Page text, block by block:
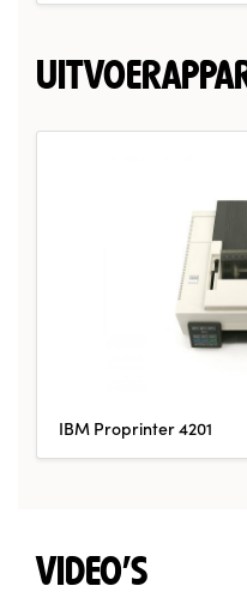
IBM Proprinter 4201
VIDEO'S